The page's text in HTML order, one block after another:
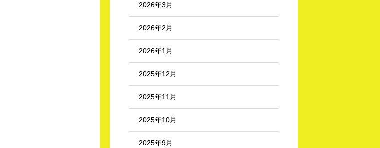
2026年3月
2026年2月
2026年1月
2025年12月
2025年11月
2025年10月
2025年9月